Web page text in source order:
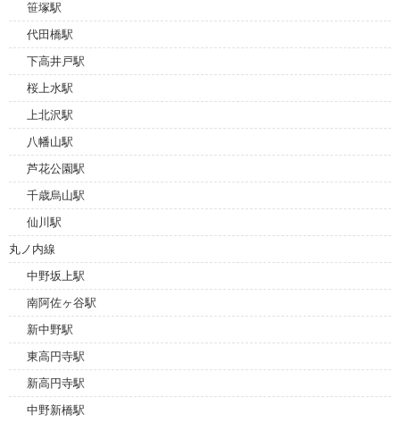
笹塚駅
代田橋駅
下高井戸駅
桜上水駅
上北沢駅
八幡山駅
芦花公園駅
千歳烏山駅
仙川駅
丸ノ内線
中野坂上駅
南阿佐ヶ谷駅
新中野駅
東高円寺駅
新高円寺駅
中野新橋駅